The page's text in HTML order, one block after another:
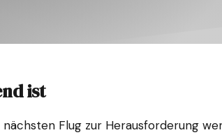
ist
Flug zur Herausforderung